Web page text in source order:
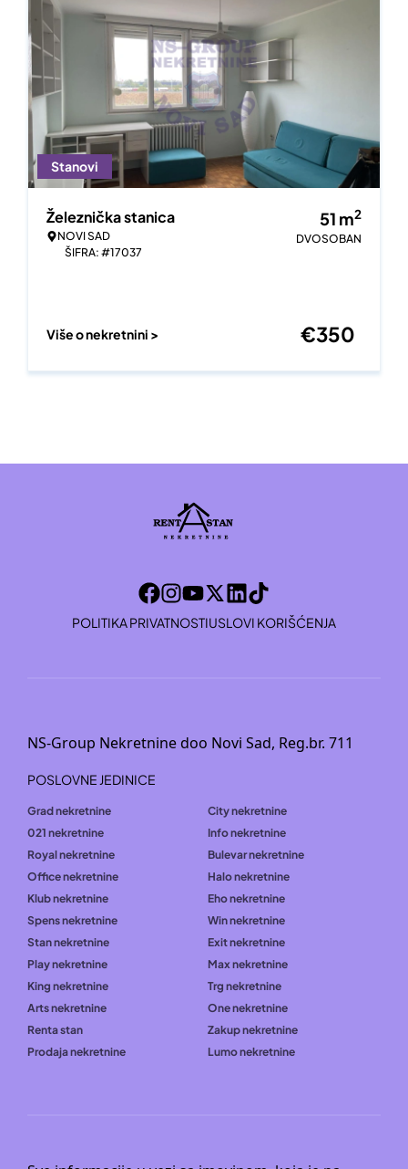
Stanovi
Železnička stanica
NOVI SAD
ŠIFRA: #17037
51 m2
DVOSOBAN
Više o nekretnini > €350
POLITIKA PRIVATNOSTIUSLOVI KORIŠĆENJA
NS-Group Nekretnine doo Novi Sad, Reg.br. 711
POSLOVNE JEDINICE
Grad nekretnine
City nekretnine
021 nekretnine
Info nekretnine
Royal nekretnine
Bulevar nekretnine
Office nekretnine
Halo nekretnine
Klub nekretnine
Eho nekretnine
Spens nekretnine
Win nekretnine
Stan nekretnine
Exit nekretnine
Play nekretnine
Max nekretnine
King nekretnine
Trg nekretnine
Arts nekretnine
One nekretnine
Renta stan
Zakup nekretnine
Prodaja nekretnine
Lumo nekretnine